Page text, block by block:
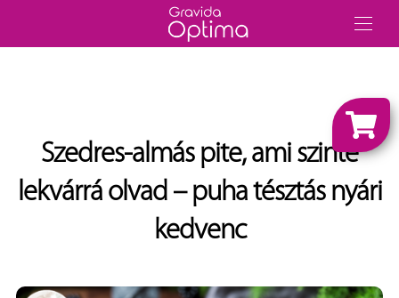
Szedres-almás pite, ami szinte
lekvárrá olvad – puha tésztás nyári
kedvenc